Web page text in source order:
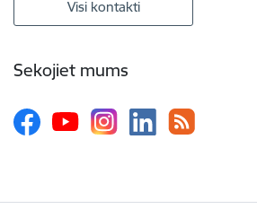
Visi kontakti
Sekojiet mums